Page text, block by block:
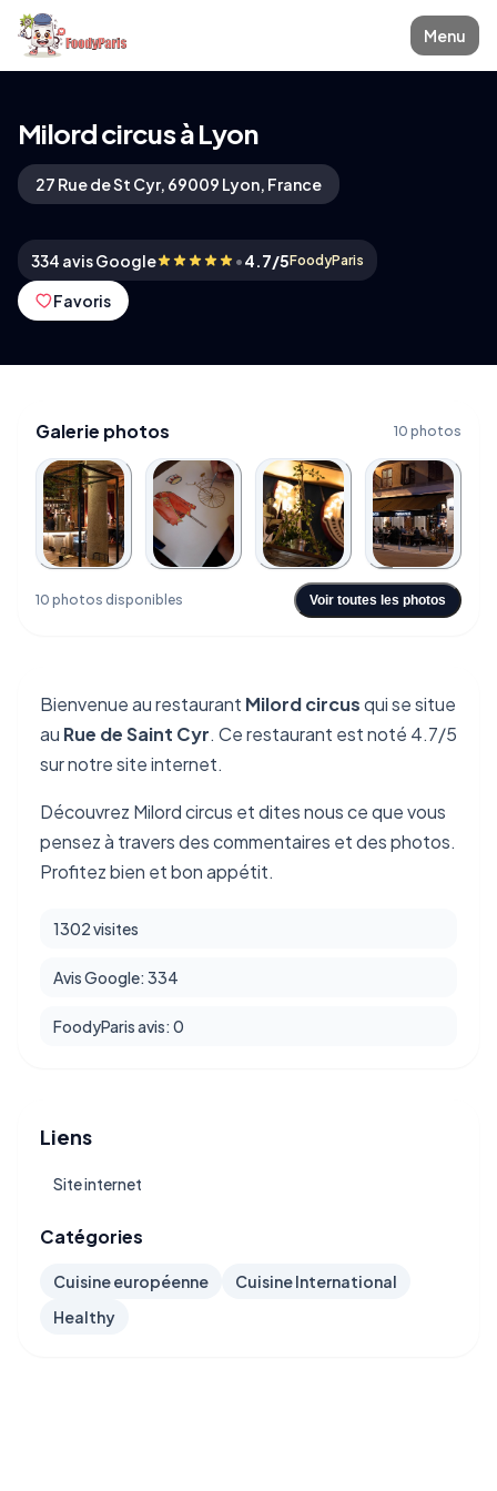
Menu
Milord circus à Lyon
27 Rue de St Cyr, 69009 Lyon, France
334 avis Google •4.7/5FoodyParis
Favoris
Galerie photos 10 photos
+6
10 photos disponibles Voir toutes les photos
Bienvenue au restaurant Milord circusqui se situe
au Rue de Saint Cyr. Ce restaurant est noté 4.7/5
sur notre site internet.
Découvrez Milord circus et dites nous ce que vous
pensez à travers des commentaires et des photos.
Profitez bien et bon appétit.
1302 visites
Avis Google: 334
FoodyParis avis: 0
Liens
Site internet
Catégories
Cuisine européenne
Cuisine International
Healthy